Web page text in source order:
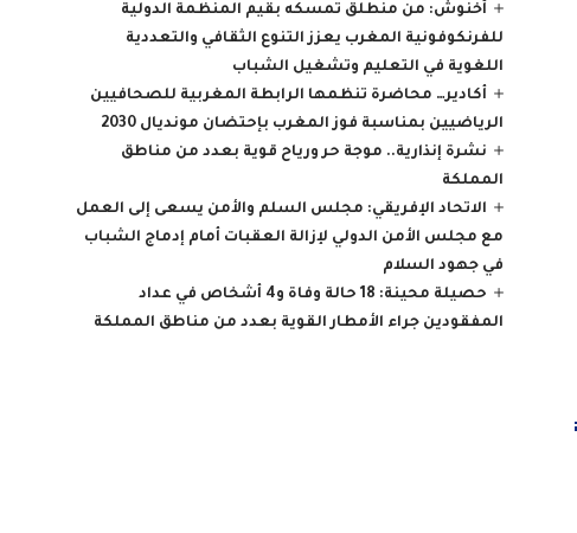
أخنوش: من منطلق تمسكه بقيم المنظمة الدولية
للفرنكوفونية المغرب يعزز التنوع الثقافي والتعددية
اللغوية في التعليم وتشغيل الشباب
أكادير… محاضرة تنظمها الرابطة المغربية للصحافيين
الرياضيين بمناسبة فوز المغرب بإحتضان مونديال 2030
نشرة إنذارية.. موجة حر ورياح قوية بعدد من مناطق
المملكة
الاتحاد الإفريقي: مجلس السلم والأمن يسعى إلى العمل
مع مجلس الأمن الدولي لإزالة العقبات أمام إدماج الشباب
في جهود السلام
حصيلة محينة: 18 حالة وفاة و4 أشخاص في عداد
المفقودين جراء الأمطار القوية بعدد من مناطق المملكة